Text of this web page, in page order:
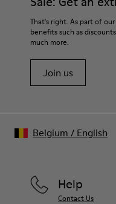
That's right. As part of
benefits such as
much more.
Join us
Help
Contact Us
Belgium / English